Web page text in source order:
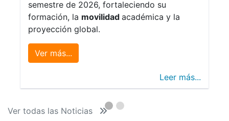
semestre de 2026, fortaleciendo su
formación, la movilidad académica y la
proyección global.
Ver más...
Leer más...
Ver todas las Noticias